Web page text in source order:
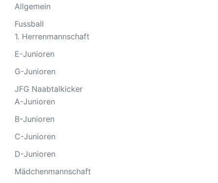
Allgemein
Fussball
1. Herrenmannschaft
E-Junioren
G-Junioren
JFG Naabtalkicker
A-Junioren
B-Junioren
C-Junioren
D-Junioren
Mädchenmannschaft